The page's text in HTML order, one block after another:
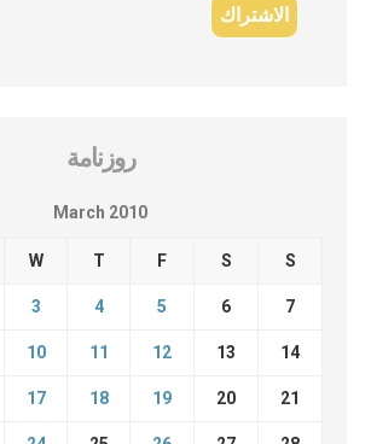
روزنامة
March 2010
W T F S S
3 4 5 6 7
10 11 12 13 14
17 18 19 20 21